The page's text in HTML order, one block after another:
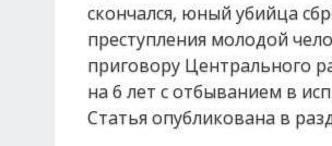
скончался, юный убийца
преступления молодой
приговору Центрального
на 6 лет с отбыванием в
Статья опубликована в